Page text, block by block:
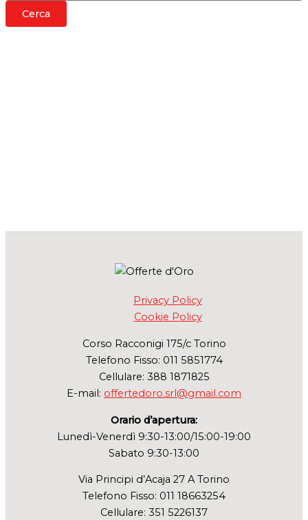
r
Cerca
Privacy Policy
Cookie Policy
Corso Racconigi 175/c Torino
Telefono Fisso: 011 5851774
Cellulare: 388 1871825
E-mail: offertedoro.srl@gmail.com
Orario d’apertura:
Lunedì-Venerdì 9:30-13:00/15:00-19:00
Sabato 9:30-13:00
Via Principi d’Acaja 27 A Torino
Telefono Fisso: 011 18663254
Cellulare: 351 5226137